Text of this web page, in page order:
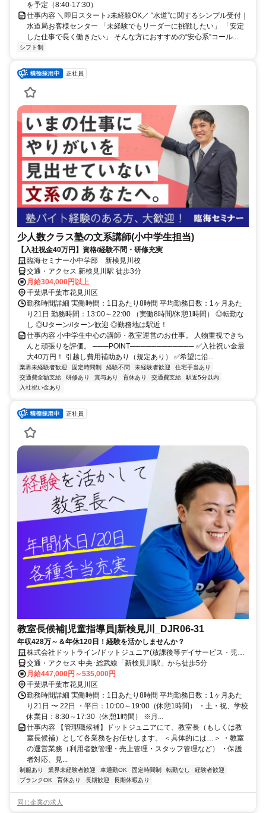
を予定（8:40-17:30）
仕事内容 ＼即日スタート♪未経験OK／ “水道”に関するシンプル受付｜
水道局お客様センター 「未経験でもリーダーに挑戦したい」 「安定
した仕事で長く働きたい」 そんな方におすすめの“安心系”コール...
シフト制
正社員
少人数クラス塾の文系講師(小中学生担当)
【入社祝金40万円】資格/経験不問・研修充実
臨海セミナー小中学部 新検見川校
交通・アクセス 新検見川駅 徒歩3分
月給304,000円以上
千葉県千葉市花見川区
勤務時間詳細 実働時間：1日あたり8時間 平均勤務日数：1ヶ月あた
り21日 勤務時間：13:00～22:00 （実働8時間/休憩1時間） ◎転勤な
し ◎Uターン/Iターン歓迎 ◎勤務地は駅近！
仕事内容 小中学生中心の講師・教室運営のお仕事。 人物重視できち
んと頑張りを評価。 ───POINT──────────── ✅入社祝い金最
大40万円！ 引越し費用補助あり（規定あり） ✅希望に沿...
業界未経験者歓迎 固定時間制 経験不問 未経験者歓迎
住宅手当あり
交通費全額支給
研修あり 賞与あり 育休あり 交通費支給
駅近5分以内
入社祝い金あり
正社員
教室長候補|児童指導員|新検見川_DJR06-31
年収428万～＆年休120日！経験を活かしませんか？
株式会社ドットライン/ドットジュニア(放課後等デイサービス・児童
発達支援) 新検見川教室
交通・アクセス 中央･総武線「新検見川駅」から徒歩5分
月給447,000円～535,000円
千葉県千葉市花見川区
勤務時間詳細 実働時間：1日あたり8時間 平均勤務日数：1ヶ月あた
り21日 〜 22日 ・平日：10:00～19:00（休憩1時間） ・土・祝、学校
休業日：8:30～17:30（休憩1時間） ※月...
仕事内容 【管理職候補】ドットジュニアにて、教室長（もしくは教
室長候補）として各業務をお任せします。 ＜具体的には…＞ ・教室
の運営業務（利用者数管理・売上管理・スタッフ管理など） ・保護
者対応、見...
制服あり 業界未経験者歓迎 車通勤OK 固定時間制 転勤なし
経験者歓迎
ブランクOK
育休あり 長期歓迎 長期休暇あり
同じ企業の求人